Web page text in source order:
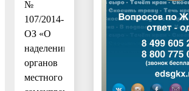
№
107/2014-
ОЗ «О
наделении
органов
местного